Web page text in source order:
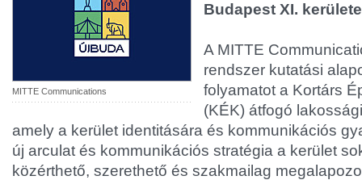
MITTE Communications
Budapest XI.
A MITTE
rendszer kutatási
folyamatot a Kortárs
(KÉK) átfogó
amely a kerület identitására és kommunikációs
új arculat és kommunikációs stratégia a kerület
közérthető, szerethető és szakmailag